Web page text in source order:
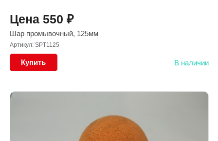
Цена 550 ₽
Шар промывочный, 125мм
Артикул: SPT1125
Купить В наличии